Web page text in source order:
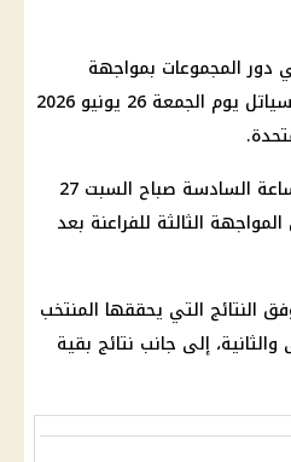
المجموعات بمواجهة
يوم الجمعة 26 يونيو 2026
وتنطلق المباراة في تمام الساعة السادسة صباح السبت 27
الثالثة للفراعنة بعد
النتائج التي يحققها المنتخب
إلى جانب نتائج بقية